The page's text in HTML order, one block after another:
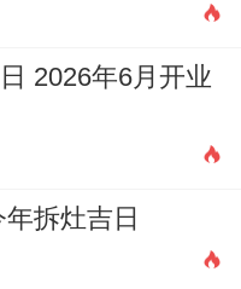
2026年6月开业
拆灶吉日